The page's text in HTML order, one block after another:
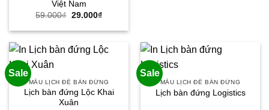
Việt Nam
59.000₫ Giá
là:
29.000₫Giá
tại
29.000₫.
Sale
MẪU LỊCH ĐỂ BÀN ĐỨNG
Lịch bàn đứng Lộc Khai
Xuân
Sale
MẪU LỊCH ĐỂ BÀN ĐỨNG
Lịch bàn đứng Logistics